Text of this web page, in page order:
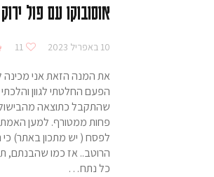
אוסובוקו עם פול ירוק
10 באפריל 2023 11
את המנה הזאת אני מכינה
הפעם החלטתי לגוון
שהתקבל כתוצאה
פחות ממטורף. למען האמת
לפסח ( יש מתכון באתר)
הרוטב.. אז כמו שהבנתם,
כל נתח…